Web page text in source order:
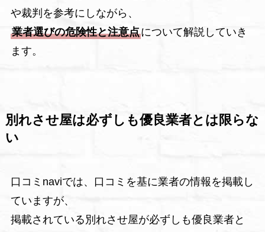
や裁判を参考にしながら、
業者選びの危険性と注意点について解説していき
ます。
別れさせ屋は必ずしも優良業者とは限らな
い
口コミnaviでは、口コミを基に業者の情報を掲載し
ていますが、
掲載されている別れさせ屋が必ずしも優良業者と